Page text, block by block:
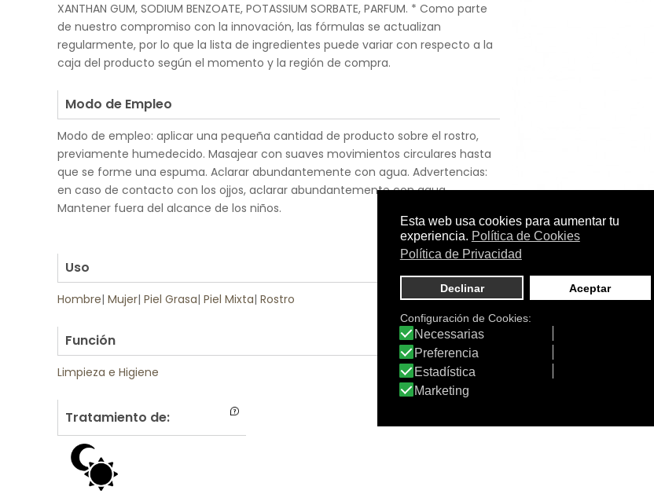
Tamaño:250ml
XANTHAN GUM, SODIUM BENZOATE, POTASSIUM SORBATE, PARFUM. * Como parte
de nuestro compromiso con la innovación, las fórmulas se actualizan
regularmente, por lo que la lista de ingredientes puede variar con respecto a la
caja del producto según el momento y la región de compra.
Modo de Empleo
Modo de empleo: aplicar una pequeña cantidad de producto sobre el rostro,
previamente humedecido. Masajear con suaves movimientos circulares hasta
que se forme una espuma. Aclarar abundantemente con agua. Advertencias:
en caso de contacto con los ojjos, aclarar abundantemente con agua.
Mantener fuera del alcance de los niños.
Uso
Hombre| Mujer| Piel Grasa| Piel Mixta| Rostro
Función
Limpieza e Higiene
Tratamiento de: